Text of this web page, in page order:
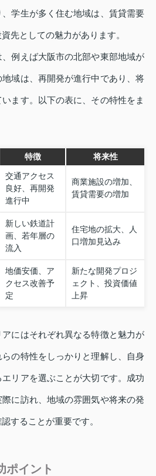
学生が多く住む地域は、賃貸需要
先としての魅力があります。
例えば大阪市の北部や東部地域が
域は、再開発が進行中であり、将
ます。以下の表に、その特性をま
特徴 将来性
交通アクセス
良好、再開発
進行中
商業施設の増加、
賃貸需要の増加
新しい鉄道計
画、若年層の
流入
住宅地の拡大、人
口増加見込み
地価安価、ア
クセス改善予
定
新たな開発プロジ
ェクト、投資価値
上昇
にはそれぞれ異なる特徴と魅力が
の特性をしっかりと理解し、自身
リアを選ぶことが大切です。成功
に訪れ、地域の雰囲気や将来の発
することが重要です。
ポイント